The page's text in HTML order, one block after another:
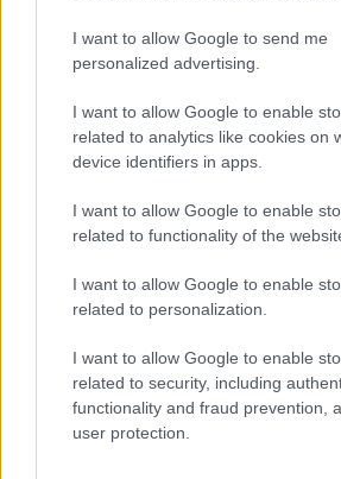
I want to allow Google to send me
personalized advertising.
I want to allow Google to enable
related to analytics like cookies on
device identifiers in apps.
I want to allow Google to enable
related to functionality of the
I want to allow Google to enable
related to personalization.
I want to allow Google to enable
related to security, including
functionality and fraud prevention,
user protection.
Prvom planu, kompaktna crna
crijevo se proteže od pumpe i
usmjeravajući bistar mlaz vode
glatko teče iz crijeva, stvarajući
stvara nježne talase i svjetlucave
sunčeva svjetlost obasjava
kontrolirano recirkulacijsko
akvaponski sistem dizajniran da
kontinuirani protok vode kroz
Sam kanal je izgrađen od niskih
betonskih rubova koji usmjeravaju
odvajaju gredice za sadnju.